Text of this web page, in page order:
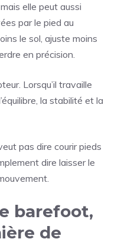
elle peut aussi
par le pied au
le sol, ajuste moins
en précision.
Lorsqu’il travaille
la stabilité et la
pas dire courir pieds
dire laisser le
barefoot,
de